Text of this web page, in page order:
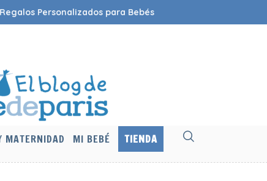
Personalizados para Bebés
MATERNIDAD MI BEBÉ TIENDA